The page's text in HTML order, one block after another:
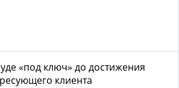
«под ключ» до достижения
клиента